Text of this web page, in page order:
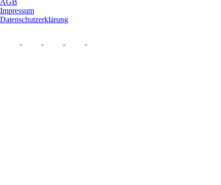
Impressum
Datenschutzerklärung